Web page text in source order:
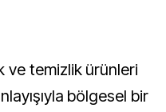
ve temizlik ürünleri
bölgesel bir